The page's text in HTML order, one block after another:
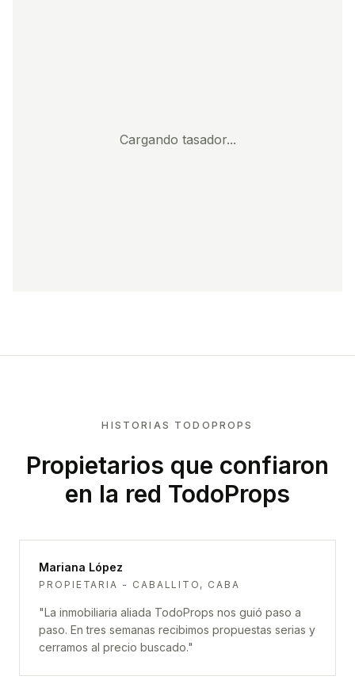
Cargando tasador...
HISTORIAS TODOPROPS
Propietarios que confiaron
en la red TodoProps
Mariana López
PROPIETARIA - CABALLITO, CABA
"La inmobiliaria aliada TodoProps nos guió paso a
paso. En tres semanas recibimos propuestas serias y
cerramos al precio buscado."